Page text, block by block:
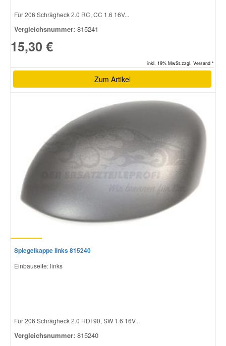
Für 206 Schrägheck 2.0 RC, CC 1.6 16V...
Vergleichsnummer: 815241
15,30 €
inkl. 19% MwSt.zzgl. Versand *
Zum Artikel
Spiegelkappe links 815240
Einbauseite: links
Für 206 Schrägheck 2.0 HDI 90, SW 1.6 16V...
Vergleichsnummer: 815240